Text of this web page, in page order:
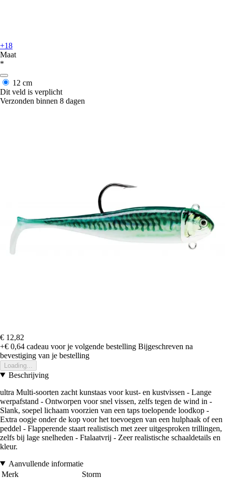
+18
Maat
*
12 cm
Dit veld is verplicht
Verzonden binnen 8 dagen
€ 12,82
+€ 0,64 cadeau voor je volgende bestelling Bijgeschreven na
bevestiging van je bestelling
Loading...
Beschrijving
ultra Multi-soorten zacht kunstaas voor kust- en kustvissen - Lange
werpafstand - Ontworpen voor snel vissen, zelfs tegen de wind in -
Slank, soepel lichaam voorzien van een taps toelopende loodkop -
Extra oogje onder de kop voor het toevoegen van een hulphaak of een
peddel - Flapperende staart realistisch met zeer uitgesproken trillingen,
zelfs bij lage snelheden - Ftalaatvrij - Zeer realistische schaaldetails en
kleur.
Aanvullende informatie
Merk
Storm